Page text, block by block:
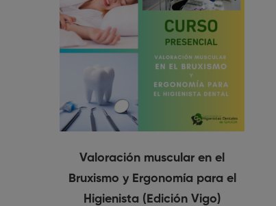
Valoración muscular en el
Bruxismo y Ergonomía para el
Higienista (Edición Vigo)